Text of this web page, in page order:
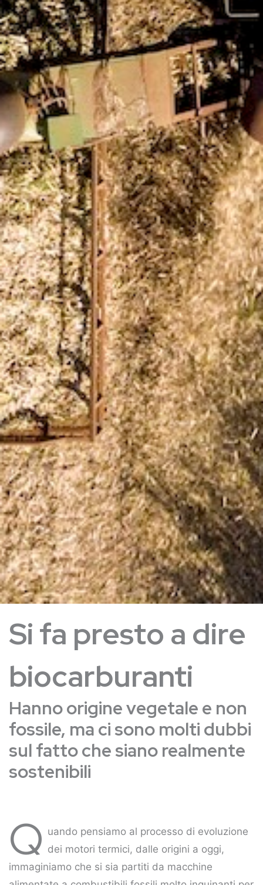
Si fa presto a dire
biocarburanti
Hanno origine vegetale e non
fossile, ma ci sono molti dubbi
sul fatto che siano realmente
sostenibili
Q uando pensiamo al processo di evoluzione
dei motori termici, dalle origini a oggi,
immaginiamo che si sia partiti da macchine